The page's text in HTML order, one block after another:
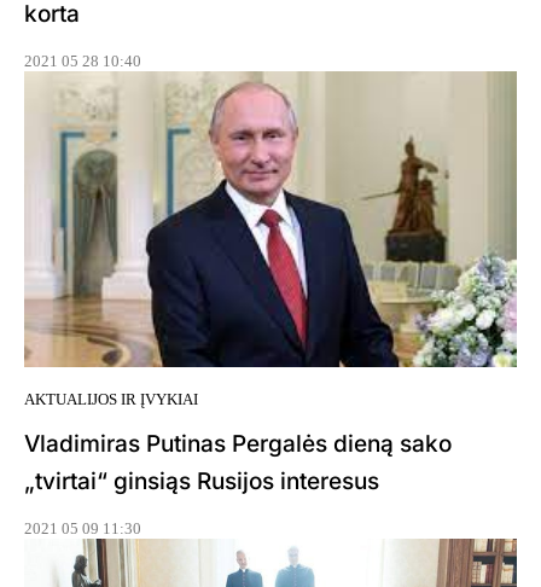
korta
2021 05 28 10:40
AKTUALIJOS IR ĮVYKIAI
Vladimiras Putinas Pergalės dieną sako
„tvirtai“ ginsiąs Rusijos interesus
2021 05 09 11:30